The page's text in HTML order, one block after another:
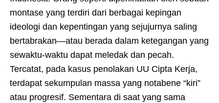
montase yang terdiri dari berbagai kepingan
ideologi dan kepentingan yang sejujurnya saling
bertabrakan—atau berada dalam ketegangan yang
sewaktu-waktu dapat meledak dan pecah.
Tercatat, pada kasus penolakan UU Cipta Kerja,
terdapat sekumpulan massa yang notabene “kiri”
atau progresif. Sementara di saat yang sama